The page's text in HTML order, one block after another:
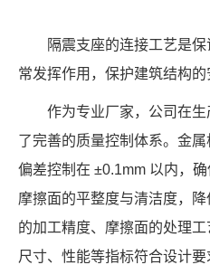
隔震支座的连接工艺是
常发挥作用，保护建筑结构的
作为专业厂家，公司在
了完善的质量控制体系。金
偏差控制在 ±0.1mm 以内，
摩擦面的平整度与清洁度，
的加工精度、摩擦面的处理
尺寸、性能等指标符合设计要